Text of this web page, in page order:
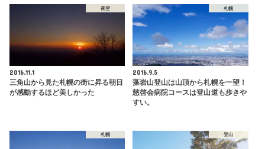
夜空
2016.11.1
三角山から見た札幌の街に昇る朝日
が感動するほど美しかった
札幌
2016.9.5
藻岩山登山は山頂から札幌を一望！
慈啓会病院コースは登山道も歩きや
すい。
札幌 登山